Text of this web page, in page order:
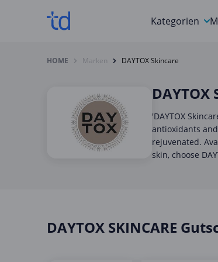
Kategorien
Auto,
Bücher &
Computer &
HOME Marken DAYTOX Skincare
DAYTOX
'DAYTOX
antioxidants
rejuvenated.
skin, choose
DAYTOX SKINCARE